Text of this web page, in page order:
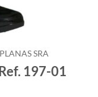
SRA
197-01